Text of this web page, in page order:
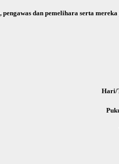
dan pemelihara serta
Hari/